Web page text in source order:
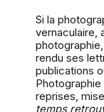
Si la
vernaculaire,
rendu ses
publications
Photographie
reprises,
temps